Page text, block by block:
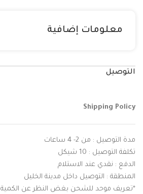
معلومات إضافية
التوصيل
Shipping Policy
مدة التوصيل : من 2- 4 ساعات
تكلفة التوصيل : 10 شيكل
الدفع : نقدي عند الاستلام
المنطقة : التوصيل داخل مدينة الخليل
*تعريف موحد للشحن بغض النظر عن الكمية